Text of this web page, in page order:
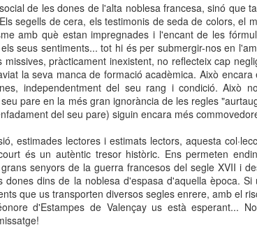
de les dones de l'alta noblesa francesa, sinó que
segells de cera, els testimonis de seda de colors, el
amb què estan impregnades i l'encant de les
seus sentiments... tot hi és per submergir-nos en
missives, pràcticament inexistent, no reflecteix cap
la seva manca de formació acadèmica. Això
independentment del seu rang i condició. Això
pare en la més gran ignorància de les regles
del seu pare) siguin encara més
estimades lectores i estimats lectors, aquesta
és un autèntic tresor històric. Ens permeten
senyors de la guerra francesos del segle XVII i
dones dins de la noblesa d'espasa d'aquella època.
que us transporten diversos segles enrere, amb el
d'Estampes de Valençay us està esperant...